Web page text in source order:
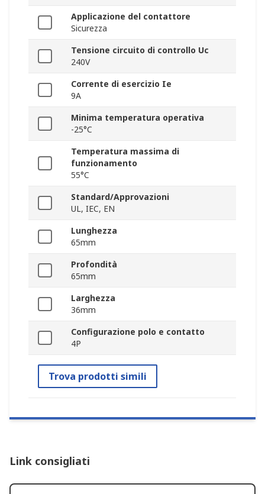
Applicazione del contattore
Sicurezza
Tensione circuito di controllo Uc
240V
Corrente di esercizio Ie
9A
Minima temperatura operativa
-25°C
Temperatura massima di
funzionamento
55°C
Standard/Approvazioni
UL, IEC, EN
Lunghezza
65mm
Profondità
65mm
Larghezza
36mm
Configurazione polo e contatto
4P
Trova prodotti simili
Link consigliati